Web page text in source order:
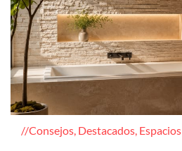
Consejos, Destacados, Espacios